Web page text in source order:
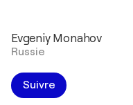
Evgeniy Monahov
Russie
Suivre